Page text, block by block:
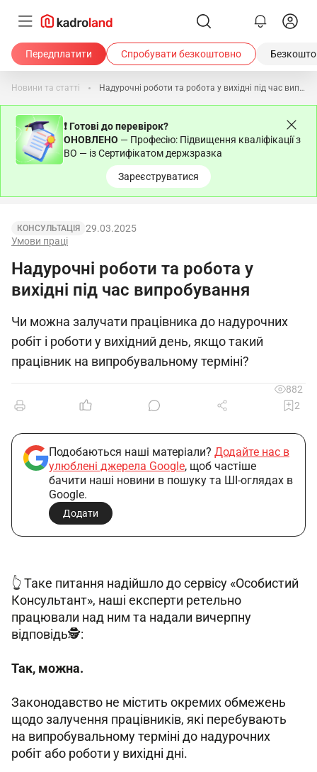
Передплатити Спробувати безкоштовно
Новини та статті Надурочні роботи та робота у вихідні під час випробування
❗ Готові до перевірок?
ОНОВЛЕНО — Професію: Підвищення кваліфікації з
ВО — із Сертифікатом держзразка
Зареєструватися
КОНСУЛЬТАЦІЯ
Умови праці
29.03.2025
Надурочні роботи та робота у
вихідні під час випробування
Чи можна залучати працівника до надурочних
робіт і роботи у вихідний день, якщо такий
працівник на випробувальному терміні?
882
2
Подобаються наші матеріали? Додайте нас в
улюблені джерела Google, щоб частіше
бачити наші новини в пошуку та ШІ-оглядах в
Google.
Додати
👆 Таке питання надійшло до сервісу «Особистий
Консультант», наші експерти ретельно
працювали над ним та надали вичерпну
відповідь🕵️:
Так, можна.
Законодавство не містить окремих обмежень
щодо залучення працівників, які перебувають
на випробувальному терміні до надурочних
робіт або роботи у вихідні дні.